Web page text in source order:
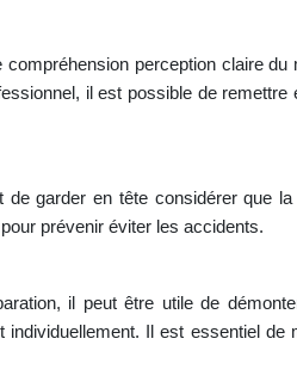
perception claire
il est possible de
garder en tête considérer que
prévenir éviter les accidents.
il peut être utile de
Il est essentiel